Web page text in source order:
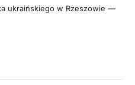
ukraińskiego w Rzeszowie —